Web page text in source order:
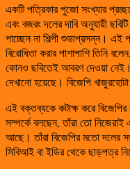
একটি পত্রিকার পুজো সংখ্যার
এবং বজরং দলের দাবি অনুযায়ী
পাচ্ছেন না শিল্পী শুভাপ্রসন্ন। এই
বিরোধিতা করার পাশাপাশি তিনি
কোনও ছবিতেই আবরণ দেওয়া
দেখানো হয়েছে। বিজেপি
এই বক্তব্যকে কটাক্ষ করে বিজেপির
সম্পর্কে বলছেন, তাঁরা তো
আছে। তাঁরা বিজেপির মতো দলের
সিবিআই বা ইডির থেকে ছাড়পত্র